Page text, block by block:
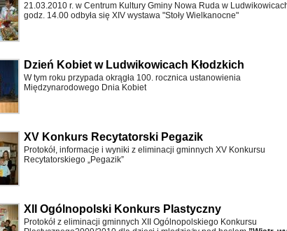
21.03.2010 r. w Centrum Kultury Gminy Nowa Ruda w
godz. 14.00 odbyła się XIV wystawa "Stoły Wielkanocne"
Dzień Kobiet w Ludwikowicach Kłodzkich
W tym roku przypada okrągła 100. rocznica ustanowienia
Międzynarodowego Dnia Kobiet
XV Konkurs Recytatorski Pegazik
Protokół, informacje i wyniki z eliminacji gminnych XV Konkursu
Recytatorskiego „Pegazik”
XII Ogólnopolski Konkurs Plastyczny
Protokół z eliminacji gminnych XII Ogólnopolskiego Konkursu